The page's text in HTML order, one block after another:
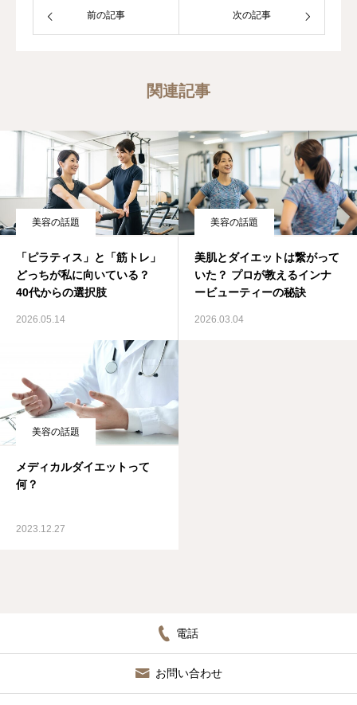
前の記事 次の記事
関連記事
美容の話題
「ピラティス」と「筋トレ」
どっちが私に向いている？
40代からの選択肢
2026.05.14
美容の話題
美肌とダイエットは繋がって
いた？ プロが教えるインナ
ービューティーの秘訣
2026.03.04
美容の話題
メディカルダイエットって
何？
2023.12.27
電話
お問い合わせ